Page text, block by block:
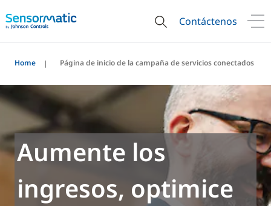
Contáctenos
Home Página de inicio de la campaña de servicios conectados
Aumente los
ingresos, optimice